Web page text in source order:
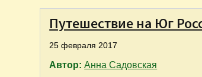
Путешествие на Юг
25 февраля 2017
Автор:Анна Садовская